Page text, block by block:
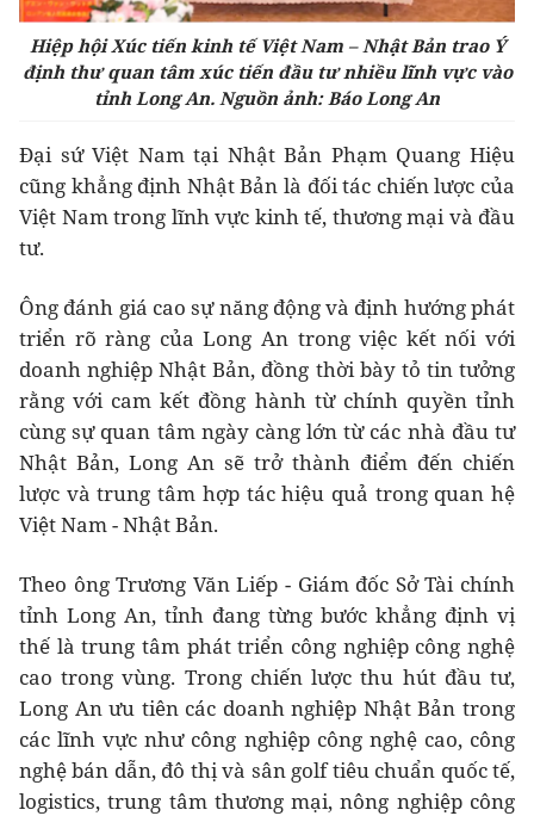
Hiệp hội Xúc tiến kinh tế Việt Nam – Nhật Bản trao Ý
định thư quan tâm xúc tiến đầu tư nhiều lĩnh vực vào
tỉnh Long An. Nguồn ảnh: Báo Long An
Đại sứ Việt Nam tại Nhật Bản Phạm Quang Hiệu
cũng khẳng định Nhật Bản là đối tác chiến lược của
Việt Nam trong lĩnh vực kinh tế, thương mại và đầu
tư.
Ông đánh giá cao sự năng động và định hướng phát
triển rõ ràng của Long An trong việc kết nối với
doanh nghiệp Nhật Bản, đồng thời bày tỏ tin tưởng
rằng với cam kết đồng hành từ chính quyền tỉnh
cùng sự quan tâm ngày càng lớn từ các nhà đầu tư
Nhật Bản, Long An sẽ trở thành điểm đến chiến
lược và trung tâm hợp tác hiệu quả trong quan hệ
Việt Nam - Nhật Bản.
Theo ông Trương Văn Liếp - Giám đốc Sở Tài chính
tỉnh Long An, tỉnh đang từng bước khẳng định vị
thế là trung tâm phát triển công nghiệp công nghệ
cao trong vùng. Trong chiến lược thu hút đầu tư,
Long An ưu tiên các doanh nghiệp Nhật Bản trong
các lĩnh vực như công nghiệp công nghệ cao, công
nghệ bán dẫn, đô thị và sân golf tiêu chuẩn quốc tế,
logistics, trung tâm thương mại, nông nghiệp công